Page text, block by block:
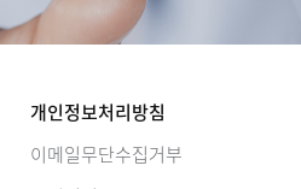
개인정보처리방침
이메일무단수집거부